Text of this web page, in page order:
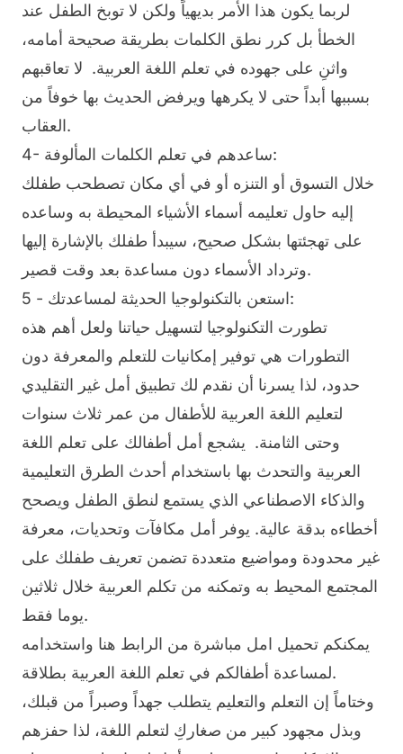
لربما يكون هذا الأمر بديهياً ولكن لا توبخ الطفل عند
الخطأ بل كرر نطق الكلمات بطريقة صحيحة أمامه،
واثنِ على جهوده في تعلم اللغة العربية. لا تعاقبهم
بسببها أبداً حتى لا يكرهها ويرفض الحديث بها خوفاً من
العقاب.
4- ساعدهم في تعلم الكلمات المألوفة:
خلال التسوق أو التنزه أو في أي مكان تصطحب طفلك
إليه حاول تعليمه أسماء الأشياء المحيطة به وساعده
على تهجئتها بشكل صحيح، سيبدأ طفلك بالإشارة إليها
وترداد الأسماء دون مساعدة بعد وقت قصير.
5 - استعن بالتكنولوجيا الحديثة لمساعدتك:
تطورت التكنولوجيا لتسهيل حياتنا ولعل أهم هذه
التطورات هي توفير إمكانيات للتعلم والمعرفة دون
حدود، لذا يسرنا أن نقدم لك تطبيق أمل غير التقليدي
لتعليم اللغة العربية للأطفال من عمر ثلاث سنوات
وحتى الثامنة. يشجع أمل أطفالك على تعلم اللغة
العربية والتحدث بها باستخدام أحدث الطرق التعليمية
والذكاء الاصطناعي الذي يستمع لنطق الطفل ويصحح
أخطاءه بدقة عالية. يوفر أمل مكافآت وتحديات، معرفة
غير محدودة ومواضيع متعددة تضمن تعريف طفلك على
المجتمع المحيط به وتمكنه من تكلم العربية خلال ثلاثين
يوما فقط.
يمكنكم تحميل امل مباشرة من الرابط هنا واستخدامه
لمساعدة أطفالكم في تعلم اللغة العربية بطلاقة.
وختاماً إن التعلم والتعليم يتطلب جهداً وصبراً من قبلك،
وبذل مجهود كبير من صغاركِ لتعلم اللغة، لذا حفزهم